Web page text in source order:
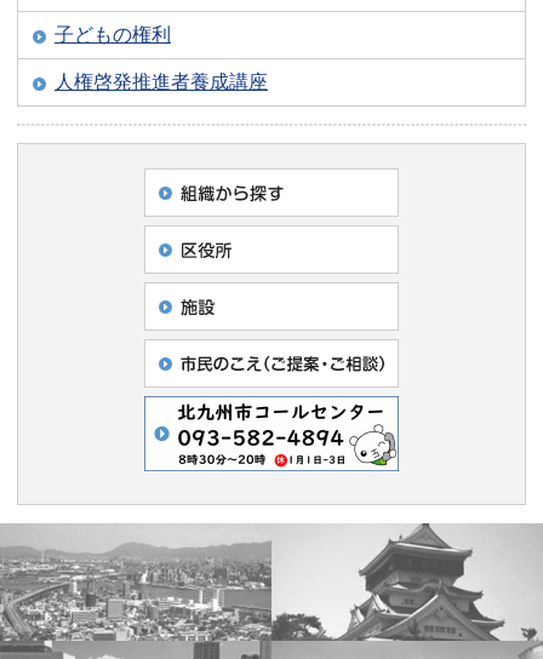
子どもの権利
人権啓発推進者養成講座